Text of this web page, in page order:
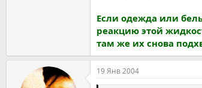
Если одежда или
реакцию этой
там же их снова
19 Янв 2004